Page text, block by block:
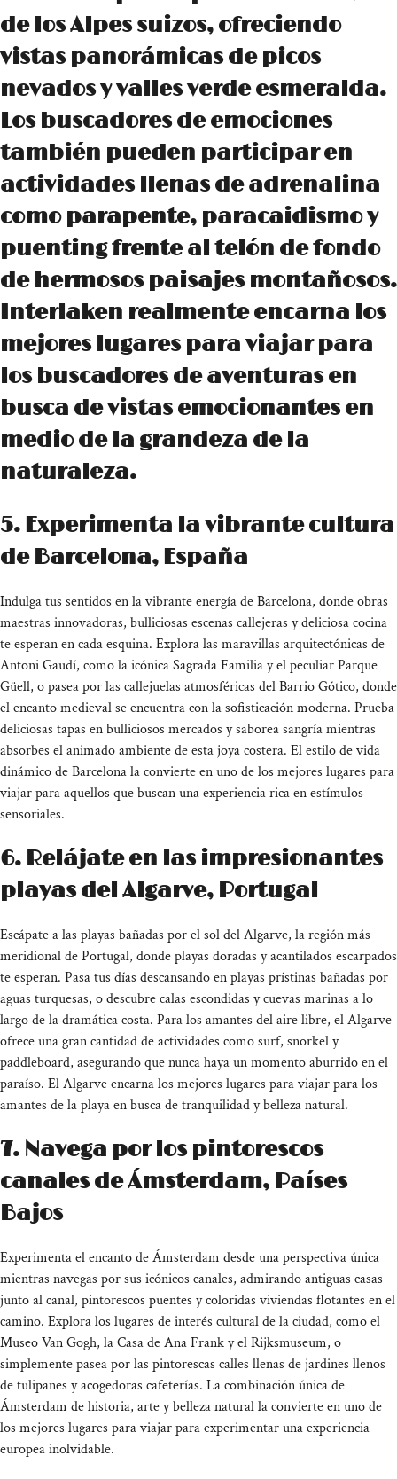
de los Alpes suizos, ofreciendo
vistas panorámicas de picos
nevados y valles verde esmeralda.
Los buscadores de emociones
también pueden participar en
actividades llenas de adrenalina
como parapente, paracaidismo y
puenting frente al telón de fondo
de hermosos paisajes montañosos.
Interlaken realmente encarna los
mejores lugares para viajar para
los buscadores de aventuras en
busca de vistas emocionantes en
medio de la grandeza de la
naturaleza.
5. Experimenta la vibrante cultura
de Barcelona, España
Indulga tus sentidos en la vibrante energía de Barcelona, donde obras
maestras innovadoras, bulliciosas escenas callejeras y deliciosa cocina
te esperan en cada esquina. Explora las maravillas arquitectónicas de
Antoni Gaudí, como la icónica Sagrada Familia y el peculiar Parque
Güell, o pasea por las callejuelas atmosféricas del Barrio Gótico, donde
el encanto medieval se encuentra con la sofisticación moderna. Prueba
deliciosas tapas en bulliciosos mercados y saborea sangría mientras
absorbes el animado ambiente de esta joya costera. El estilo de vida
dinámico de Barcelona la convierte en uno de los mejores lugares para
viajar para aquellos que buscan una experiencia rica en estímulos
sensoriales.
6. Relájate en las impresionantes
playas del Algarve, Portugal
Escápate a las playas bañadas por el sol del Algarve, la región más
meridional de Portugal, donde playas doradas y acantilados escarpados
te esperan. Pasa tus días descansando en playas prístinas bañadas por
aguas turquesas, o descubre calas escondidas y cuevas marinas a lo
largo de la dramática costa. Para los amantes del aire libre, el Algarve
ofrece una gran cantidad de actividades como surf, snorkel y
paddleboard, asegurando que nunca haya un momento aburrido en el
paraíso. El Algarve encarna los mejores lugares para viajar para los
amantes de la playa en busca de tranquilidad y belleza natural.
7. Navega por los pintorescos
canales de Ámsterdam, Países
Bajos
Experimenta el encanto de Ámsterdam desde una perspectiva única
mientras navegas por sus icónicos canales, admirando antiguas casas
junto al canal, pintorescos puentes y coloridas viviendas flotantes en el
camino. Explora los lugares de interés cultural de la ciudad, como el
Museo Van Gogh, la Casa de Ana Frank y el Rijksmuseum, o
simplemente pasea por las pintorescas calles llenas de jardines llenos
de tulipanes y acogedoras cafeterías. La combinación única de
Ámsterdam de historia, arte y belleza natural la convierte en uno de
los mejores lugares para viajar para experimentar una experiencia
europea inolvidable.